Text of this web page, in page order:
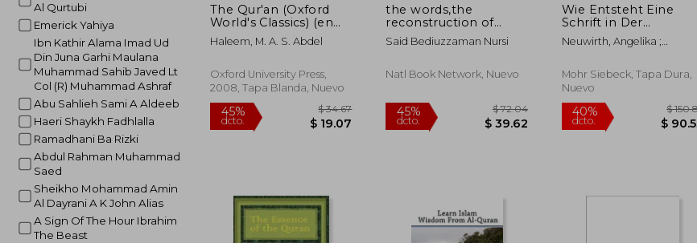
Al Qurtubi
Emerick Yahiya
Ibn Kathir Alama Imad Ud
Din Juna Garhi Maulana
Muhammad Sahib Javed Lt
Col (R) Muhammad Ashraf
Abu Sahlieh Sami A Aldeeb
Haeri Shaykh Fadhlalla
Ramadhani Ba Rizki
Abdul Rahman Muhammad
Saed
Sheikho Mohammad Amin
Al Dayrani A K John Alias
A Sign Of The Hour Ibrahim
The Beast
The Qur'an (Oxford
World's Classics) (en
Inglés)
Haleem, M. A. S. Abdel
Oxford University Press,
2008, Tapa Blanda, Nuevo
45%
dcto.
the words,the
reconstruction of
islamic belief and
thought
Said Bediuzzaman Nursi
Natl Book Network, Nuevo
45%
dcto.
Wie Entsteht Eine
Schrift in Der
Forschung Und in Der
Geschichte?: Die
Der Koran (en Alemán)
Neuwirth, Angelika ;
Peterson, Paul Silas
Mohr Siebeck, Tapa Dura,
Nuevo